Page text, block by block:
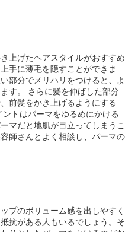
上げたヘアスタイルがおすすめ
手に薄毛を隠すことができま
部分でメリハリをつけると、よ
す。 さらに髪を伸ばした部分
前髪をかき上げるようにする
トはパーマをゆるめにかける
マだと地肌が目立ってしまうこ
師さんとよく相談し、パーマの
プのボリューム感を出しやすく
抗がある人もいるでしょう。そ